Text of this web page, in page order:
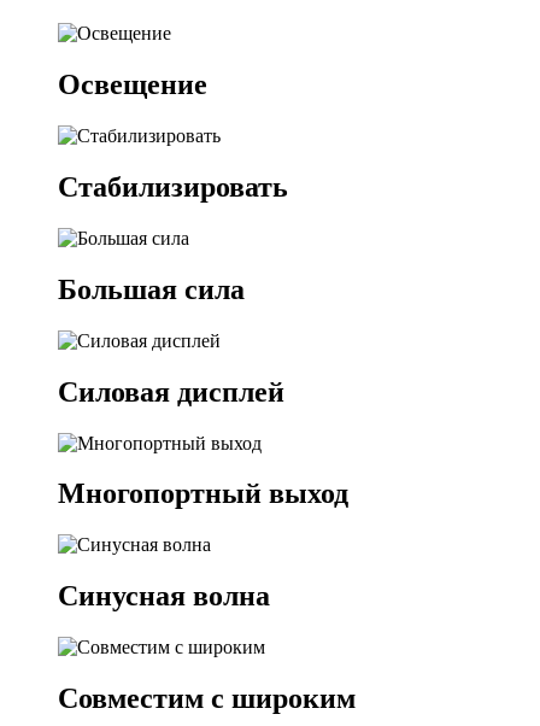
Освещение
Стабилизировать
Большая сила
Силовая дисплей
Многопортный выход
Синусная волна
Совместим с широким